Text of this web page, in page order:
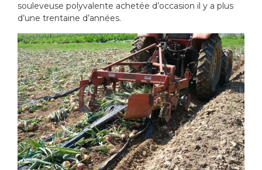
souleveuse polyvalente achetée d’occasion il y a plus
d’une trentaine d’années.